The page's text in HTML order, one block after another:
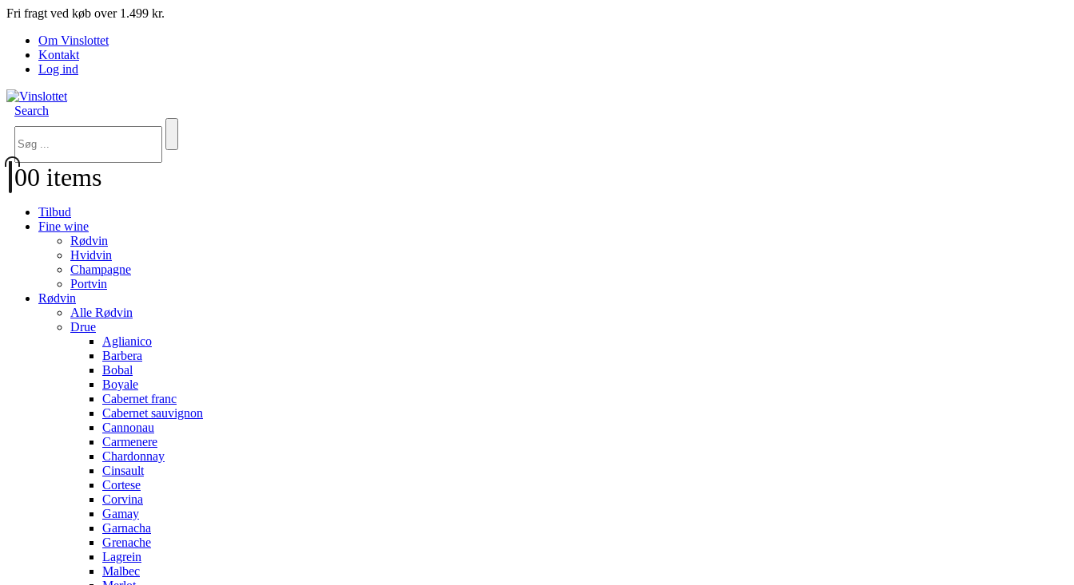
Fri fragt ved køb over 1.499 kr.
Om Vinslottet
Kontakt
Log ind
Search
00 items
Tilbud
Fine wine
Rødvin
Hvidvin
Champagne
Portvin
Rødvin
Alle Rødvin
Drue
Aglianico
Barbera
Bobal
Boyale
Cabernet franc
Cabernet sauvignon
Cannonau
Carmenere
Chardonnay
Cinsault
Cortese
Corvina
Gamay
Garnacha
Grenache
Lagrein
Malbec